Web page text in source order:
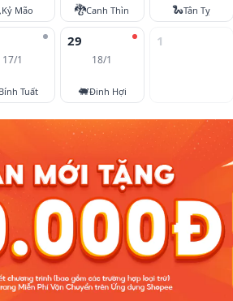
Kỷ Mão 🐉Canh Thìn 🐍Tân Tỵ
17/1
Tuất
29
18/1
🐖Đinh Hợi
1